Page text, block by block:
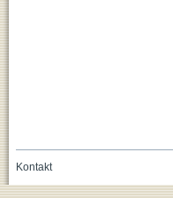
Kontakt